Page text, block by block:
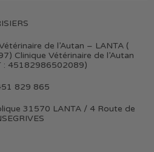
de l’Autan – LANTA (
Clinique Vétérinaire de l’Autan
: 45182986502089)
829 865
31570 LANTA / 4 Route de